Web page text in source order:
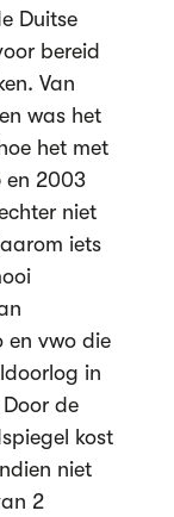
Duitse
bereid
Van
was het
het met
en 2003
niet
iets
en vwo die
in
de
kost
niet
2